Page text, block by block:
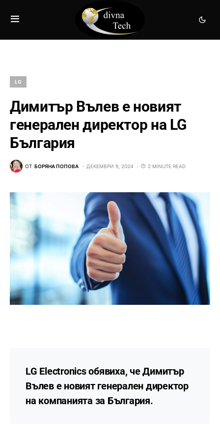
LG
Димитър Вълев е новият
генерален директор на LG
България
ОТ БОРЯНА ПОПОВА ДЕКЕМВРИ 9, 2024 2 MINUTE READ
LG Electronics обявиха, че Димитър
Вълев е новият генерален директор
на компанията за България.